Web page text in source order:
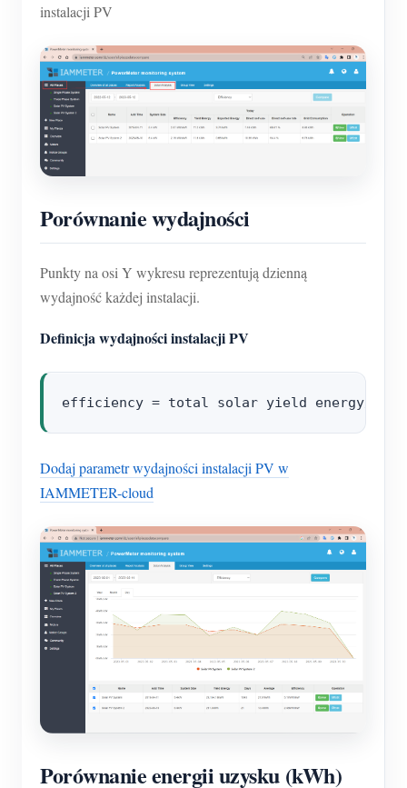
instalacji PV
Porównanie wydajności
Punkty na osi Y wykresu reprezentują dzienną
wydajność każdej instalacji.
Definicja wydajności instalacji PV
Dodaj parametr wydajności instalacji PV w
IAMMETER-cloud
Porównanie energii uzysku (kWh)